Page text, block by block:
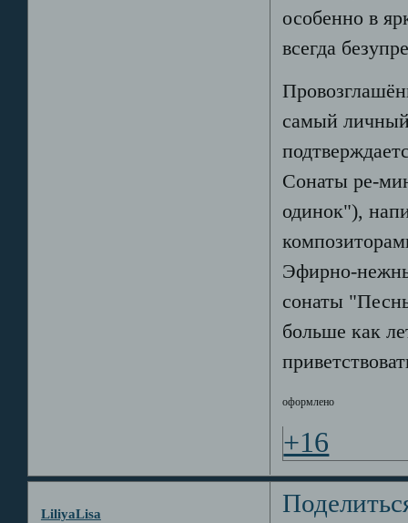
особенно в
всегда
самый
Сонаты ре-
одинок"),
Эфирно-
сонаты
больше как
оформлено
+16
LiliyaLisa